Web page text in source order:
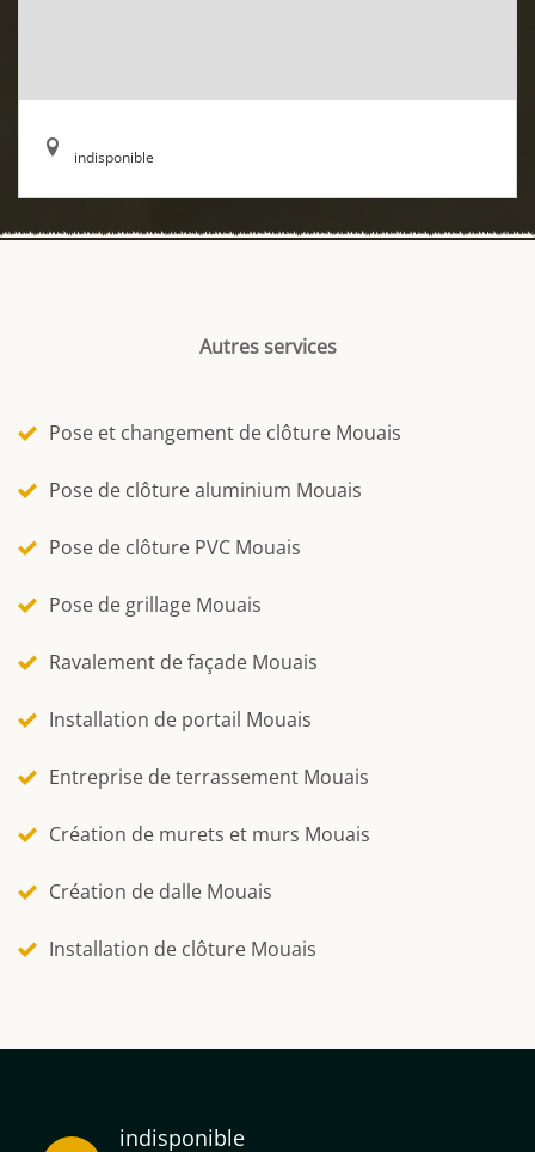
indisponible
Autres services
Pose et changement de clôture Mouais
Pose de clôture aluminium Mouais
Pose de clôture PVC Mouais
Pose de grillage Mouais
Ravalement de façade Mouais
Installation de portail Mouais
Entreprise de terrassement Mouais
Création de murets et murs Mouais
Création de dalle Mouais
Installation de clôture Mouais
indisponible